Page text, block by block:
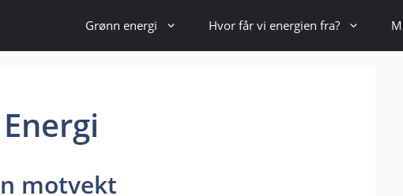
til
innhold
Grønn energi Hvor får vi energien fra?
Energi
motvekt